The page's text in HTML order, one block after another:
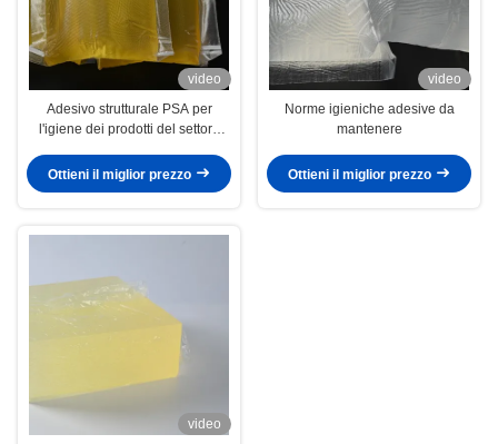
video
Adesivo strutturale PSA per
l'igiene dei prodotti del settore
Ottieni il miglior prezzo
video
Norme igieniche adesive da
mantenere
Ottieni il miglior prezzo
video